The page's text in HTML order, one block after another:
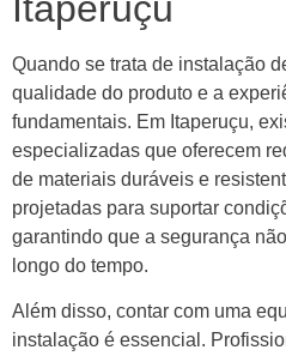
Quando se trata de instalação
qualidade do produto e a
fundamentais. Em Itaperuçu,
especializadas que oferecem
de materiais duráveis e
projetadas para suportar
garantindo que a segurança
longo do tempo.
Além disso, contar com uma
instalação é essencial.